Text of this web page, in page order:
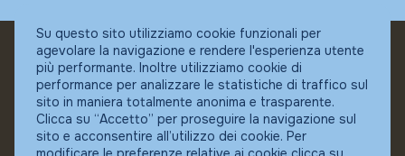
© Fundstore
Collocatore autorizzato:
Banca Ifigest SpA
P.Iva: 04337180485
Su questo sito utilizziamo cookie funzionali per
agevolare la navigazione e rendere l'esperienza utente
più performante. Inoltre utilizziamo cookie di
performance per analizzare le statistiche di traffico sul
sito in maniera totalmente anonima e trasparente.
Clicca su “Accetto” per proseguire la navigazione sul
sito e acconsentire all’utilizzo dei cookie. Per